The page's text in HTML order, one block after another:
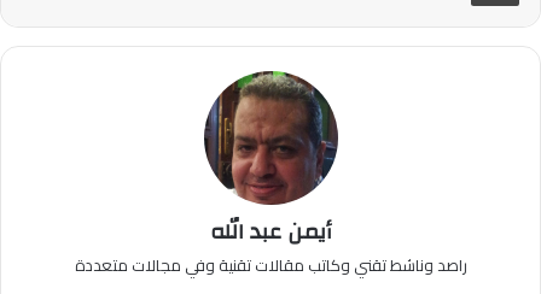
أيمن عبد الله
راصد وناشط تقني وكاتب مقالات تقنية وفي مجالات متعددة